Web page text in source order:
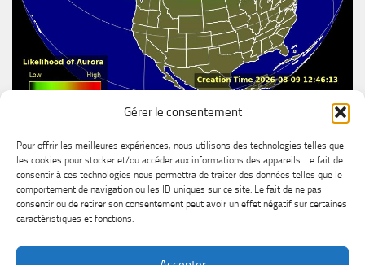
Gérer le consentement
Pour offrir les meilleures expériences, nous utilisons des technologies telles que
les cookies pour stocker et/ou accéder aux informations des appareils. Le fait de
consentir à ces technologies nous permettra de traiter des données telles que le
comportement de navigation ou les ID uniques sur ce site. Le fait de ne pas
consentir ou de retirer son consentement peut avoir un effet négatif sur certaines
caractéristiques et fonctions.